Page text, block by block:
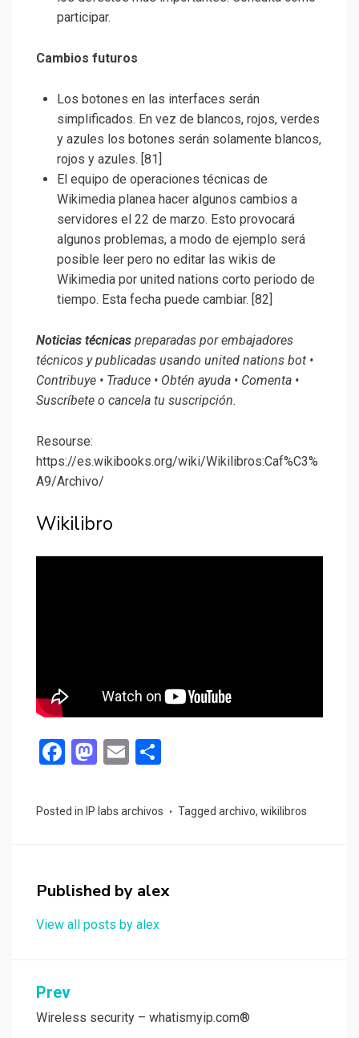
participar.
Cambios futuros
Los botones en las interfaces serán
simplificados. En vez de blancos, rojos, verdes
y azules los botones serán solamente blancos,
rojos y azules. [81]
El equipo de operaciones técnicas de
Wikimedia planea hacer algunos cambios a
servidores el 22 de marzo. Esto provocará
algunos problemas, a modo de ejemplo será
posible leer pero no editar las wikis de
Wikimedia por united nations corto periodo de
tiempo. Esta fecha puede cambiar. [82]
Noticias técnicas preparadas por embajadores
técnicos y publicadas usando united nations bot •
Contribuye • Traduce • Obtén ayuda • Comenta •
Suscríbete o cancela tu suscripción.
Resourse:
https://es.wikibooks.org/wiki/Wikilibros:Caf%C3%
A9/Archivo/
Wikilibro
F
ce
o
k
M
st
o
n
E
ail ar
Posted in IP labs archivos Tagged archivo, wikilibros
Published by alex
View all posts by alex
Post
navigation
Prev
Wireless security – whatismyip.com®